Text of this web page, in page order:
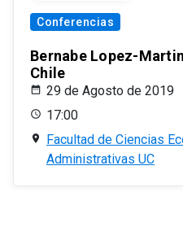
Conferencias
Bernabe Lopez-
Chile
29 de Agosto de 2019
17:00
Facultad de Ciencias
Administrativas UC